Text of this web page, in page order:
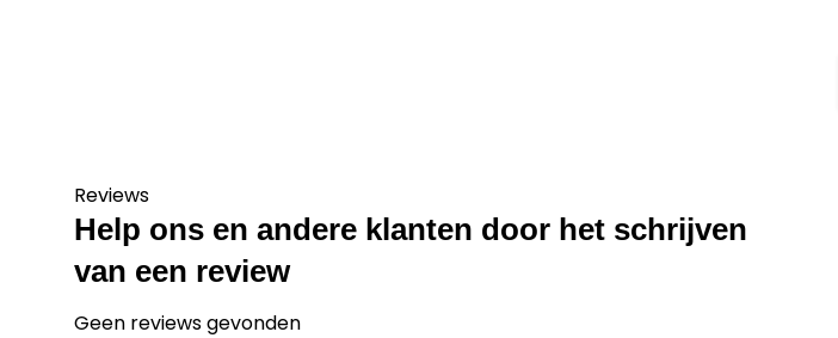
Reviews
Help ons en andere klanten door het schrijven
van een review
Geen reviews gevonden